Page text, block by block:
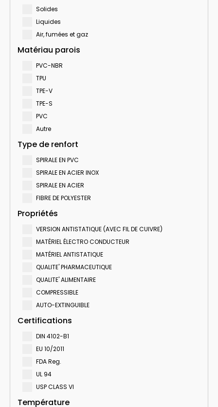
Solides
Liquides
Air, fumées et gaz
Matériau parois
PVC-NBR
TPU
TPE-V
TPE-S
PVC
Autre
Type de renfort
SPIRALE EN PVC
SPIRALE EN ACIER INOX
SPIRALE EN ACIER
FIBRE DE POLYESTER
Propriétés
VERSION ANTISTATIQUE (AVEC FIL DE CUIVRE)
MATÉRIEL ÉLECTRO CONDUCTEUR
MATÉRIEL ANTISTATIQUE
QUALITE' PHARMACEUTIQUE
QUALITE' ALIMENTAIRE
COMPRESSIBLE
AUTO-EXTINGUIBLE
Certifications
DIN 4102-B1
EU 10/2011
FDA Reg.
UL 94
USP CLASS VI
Température